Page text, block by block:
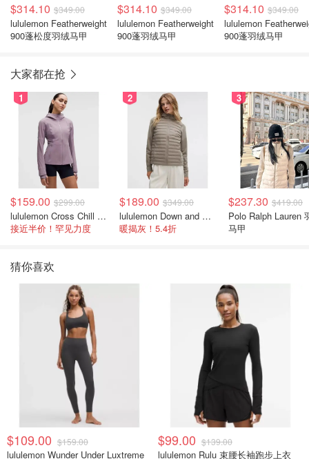
$314.10 $349.00
lululemon Featherweight
900蓬松度羽绒马甲
$314.10 $349.00
lululemon Featherweight
900蓬羽绒马甲
$314.10 $349.00
lululemon
900蓬羽绒马甲
大家都在抢
1
$159.00 $299.00
lululemon Cross Chill 女士运动外套
接近半价！罕见力度
2
$189.00 $349.00
lululemon Down and Around 羽绒夹克
暖揭灰！5.4折
3
$237.30 $419.00
Polo Ralph Lauren
马甲
猜你喜欢
$109.00 $159.00
lululemon Wunder Under Luxtreme
$99.00 $139.00
lululemon Rulu 束腰长袖跑步上衣